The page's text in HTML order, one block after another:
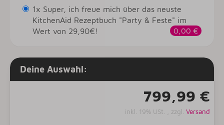
1x Super, ich freue mich über das neuste
KitchenAid Rezeptbuch "Party & Feste" im
Wert von 29,90€!
0,00 €
Deine Auswahl:
799,99 €
inkl. 19% USt. , zzgl. Versand